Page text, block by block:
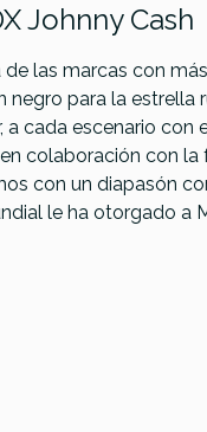
Johnny Cash
las marcas con
negro para la
cada escenario con
colaboración con
con un diapasón
le ha otorgado a